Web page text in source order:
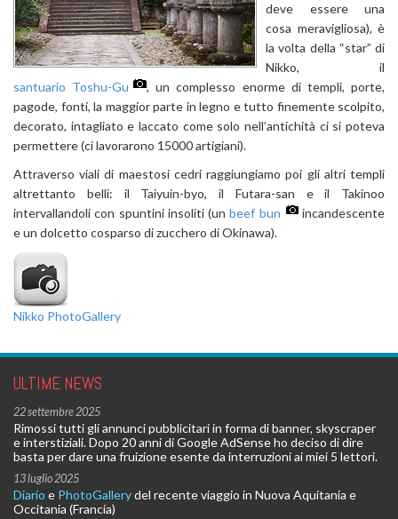
deve essere una
cosa meravigliosa), è
la volta della “star” di
Nikko, il
santuario Toshu-Gu
, un complesso enorme di templi, porte,
pagode, fonti, la maggior parte in legno e tutto finemente scolpito,
decorato, intagliato e laccato come solo nell’antichità ci si poteva
permettere (ci lavorarono 15000 artigiani).
Attraverso viali di maestosi cedri raggiungiamo poi gli altri templi
altrettanto belli: il Taiyuin-byo, il Futara-san e il Takinoo
intervallandoli con spuntini insoliti (unbeef bun
incandescente
e un dolcetto cosparso di zucchero di Okinawa).
Nikko PhotoGallery
ULTIME NEWS
22 settembre 2025
Rimossi tutti gli annunci pubblicitari in forma di banner, skyscraper
e interstiziali. Dopo 20 anni di Google AdSense ho deciso di dire
basta per dare una fruizione esente da interruzioni ai miei 5 lettori.
13 luglio 2025
Diario e PhotoGallerydel recente viaggio in Nuova Aquitania e
Occitania (Francia)